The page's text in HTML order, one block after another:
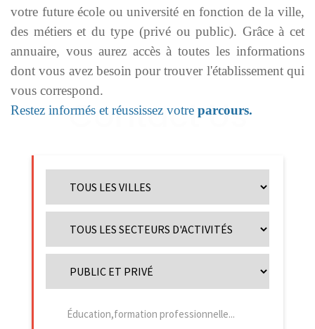
votre future école ou université en fonction de la ville,
des métiers et du type (privé ou public). Grâce à cet
annuaire, vous aurez accès à toutes les informations
dont vous avez besoin pour trouver l'établissement qui
vous correspond.
Restez informés et réussissez votre parcours.